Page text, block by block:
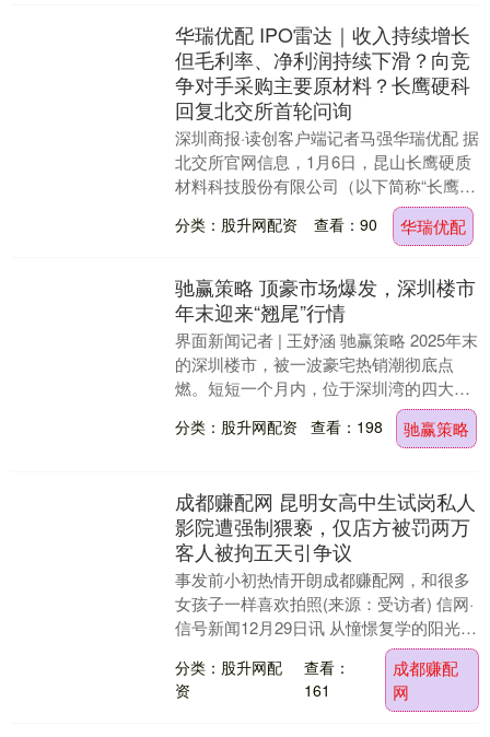
华瑞优配 IPO雷达｜收入持续增长
但毛利率、净利润持续下滑？向竞
争对手采购主要原材料？长鹰硬科
回复北交所首轮问询
深圳商报·读创客户端记者马强华瑞优配 据
北交所官网信息，1月6日，昆山长鹰硬质
材料科技股份有限公司（以下简称“长鹰硬
科”）及相关中介机构发布了对北交所首轮
审核问....
分类：股升网配资 查看：90 华瑞优配
驰赢策略 顶豪市场爆发，深圳楼市
年末迎来“翘尾”行情
界面新闻记者 | 王妤涵 驰赢策略 2025年末
的深圳楼市，被一波豪宅热销潮彻底点
燃。短短一个月内，位于深圳湾的四大豪
宅项目接力开盘，屡屡刷新纪录。 12月
初，....
分类：股升网配资 查看：198 驰赢策略
成都赚配网 昆明女高中生试岗私人
影院遭强制猥亵，仅店方被罚两万
客人被拘五天引争议
事发前小初热情开朗成都赚配网，和很多
女孩子一样喜欢拍照(来源：受访者) 信网·
信号新闻12月29日讯 从憧憬复学的阳光少
女，到被重度抑郁纠缠的“易碎品”，小初
（....
分类：股升网配
资
查看：
161
成都赚配
网